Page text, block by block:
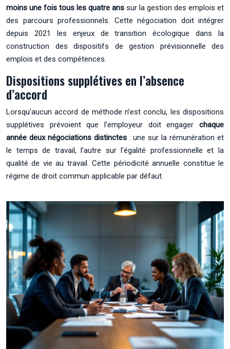
moins une fois tous les quatre ans sur la gestion des emplois et
des parcours professionnels. Cette négociation doit intégrer
depuis 2021 les enjeux de transition écologique dans la
construction des dispositifs de gestion prévisionnelle des
emplois et des compétences.
Dispositions supplétives en l’absence
d’accord
Lorsqu’aucun accord de méthode n’est conclu, les dispositions
supplétives prévoient que l’employeur doit engager chaque
année deux négociations distinctes: une sur la rémunération et
le temps de travail, l’autre sur l’égalité professionnelle et la
qualité de vie au travail. Cette périodicité annuelle constitue le
régime de droit commun applicable par défaut.